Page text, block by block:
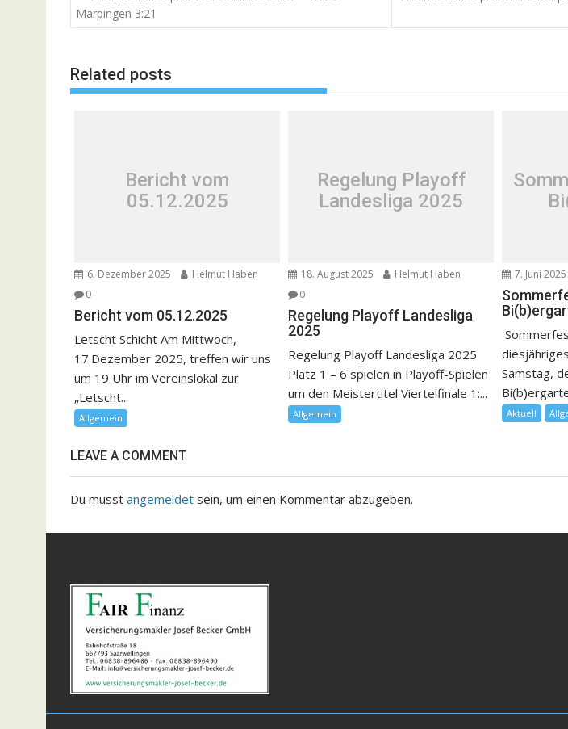
Marpingen 3:21
Related posts
Bericht vom
05.12.2025
6. Dezember 2025
Helmut Haben
0
Bericht vom 05.12.2025
Letscht Schicht Am Mittwoch,
17.Dezember 2025, treffen wir uns
um 19 Uhr im Vereinslokal zur
„Letscht...
Allgemein
Regelung Playoff
Landesliga 2025
18. August 2025
Helmut Haben
0
Regelung Playoff Landesliga
2025
Regelung Playoff Landesliga 2025
Platz 1 – 6 spielen in Playoff-Spielen
um den Meistertitel Viertelfinale 1:...
Allgemein
7. Juni 2025
Samstag,
Aktuell
LEAVE A COMMENT
Du musst angemeldet sein, um einen Kommentar abzugeben.